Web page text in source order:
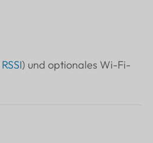
RSSI) und optionales Wi-Fi-